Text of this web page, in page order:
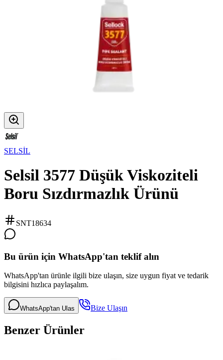
SELSİL
Selsil 3577 Düşük Viskoziteli
Boru Sızdırmazlık Ürünü
SNT18634
Bu ürün için WhatsApp'tan teklif alın
WhatsApp'tan ürünle ilgili bize ulaşın, size uygun fiyat ve tedarik
bilgisini hızlıca paylaşalım.
WhatsApp'tan Ulas Bize Ulaşın
Benzer Ürünler